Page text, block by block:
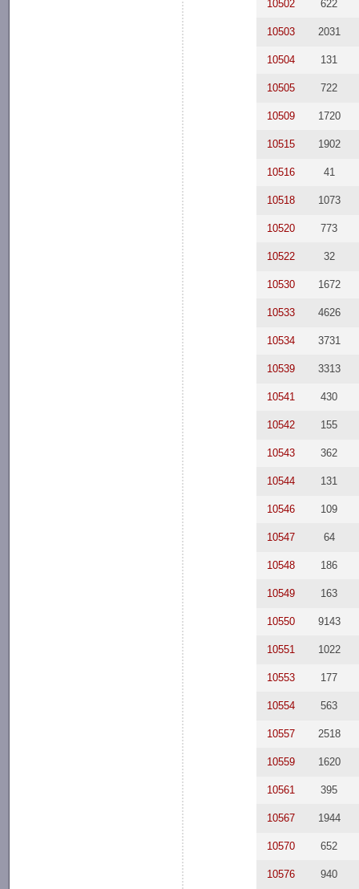
10502 622
10503 2031
10504 131
10505 722
10509 1720
10515 1902
10516 41
10518 1073
10520 773
10522 32
10530 1672
10533 4626
10534 3731
10539 3313
10541 430
10542 155
10543 362
10544 131
10546 109
10547 64
10548 186
10549 163
10550 9143
10551 1022
10553 177
10554 563
10557 2518
10559 1620
10561 395
10567 1944
10570 652
10576 940